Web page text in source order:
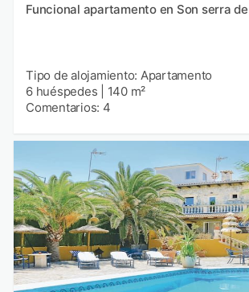
Funcional apartamento en Son serra
Tipo de alojamiento: Apartamento
6 huéspedes
140 m²
Comentarios: 4